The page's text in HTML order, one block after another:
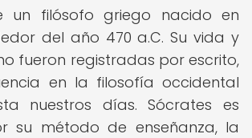
un filósofo griego nacido en
del año 470 a.C. Su vida y
fueron registradas por escrito,
en la filosofía occidental
nuestros días. Sócrates es
su método de enseñanza, la